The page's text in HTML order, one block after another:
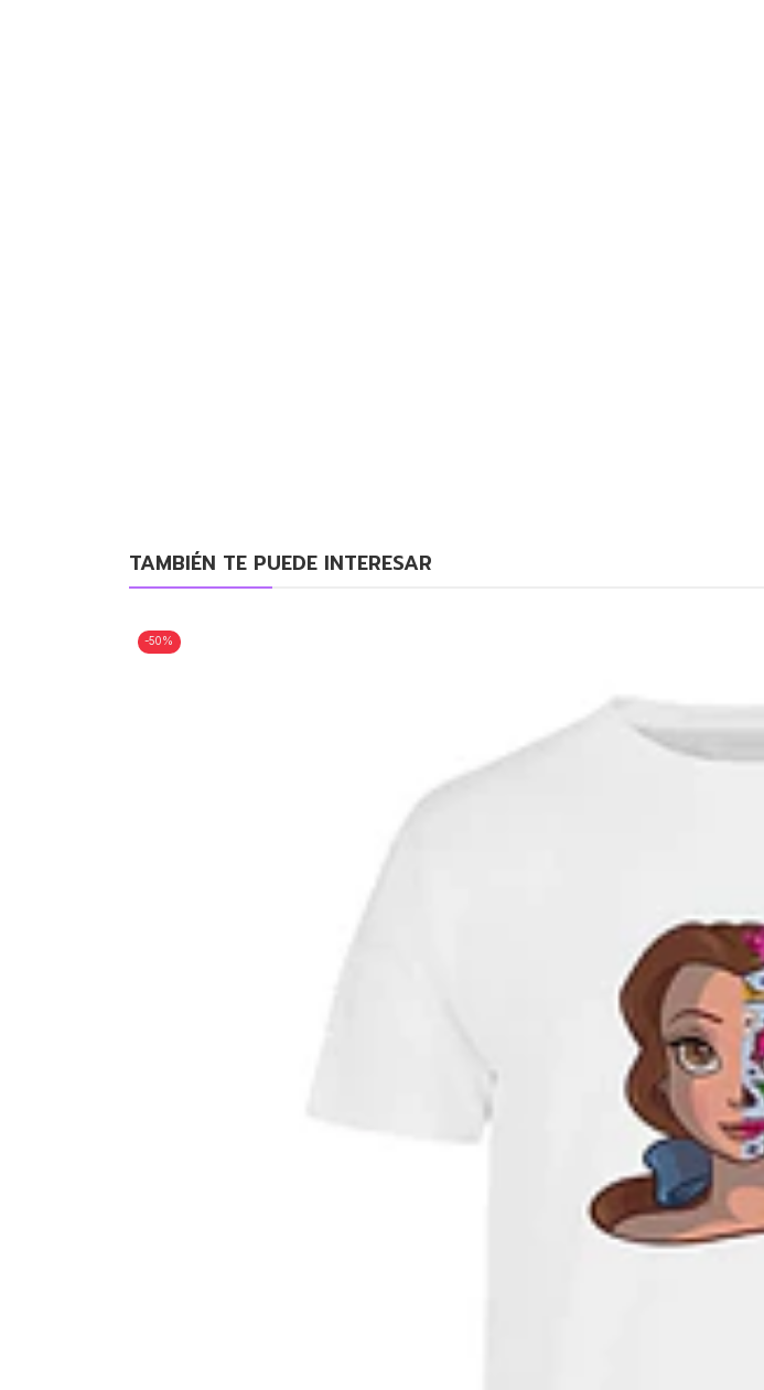
TAMBIÉN TE PUEDE INTERESAR
-50%